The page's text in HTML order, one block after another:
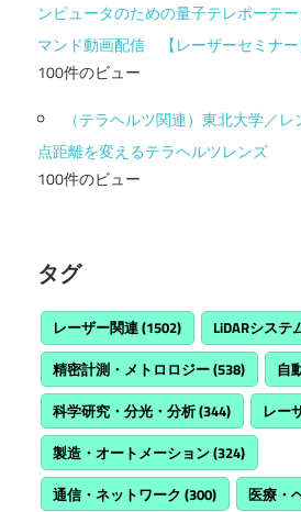
ンピュータのための量子テレポーテ
マンド動画配信 【レーザーセミナー
100件のビュー
（テラヘルツ関連）東北大学／
点距離を変えるテラヘルツレンズ
100件のビュー
タグ
レーザー関連(1502) LiDARシステ
精密計測・メトロロジー(538) 自
科学研究・分光・分析(344) レー
製造・オートメーション(324)
通信・ネットワーク (300) 医療・